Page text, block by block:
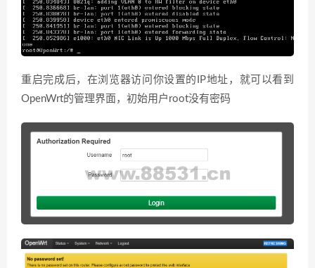
重启完成后，在浏览器访问你设置的IP地址，就可以看到
OpenWrt的管理界面，初始用户root没有密码